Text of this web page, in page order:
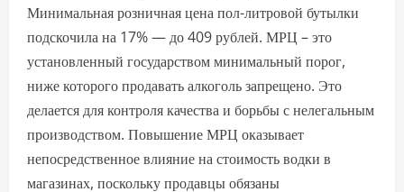
Минимальная розничная цена пол-литровой бутылки
подскочила на 17% — до 409 рублей. МРЦ – это
установленный государством минимальный порог,
ниже которого продавать алкоголь запрещено. Это
делается для контроля качества и борьбы с нелегальным
производством. Повышение МРЦ оказывает
непосредственное влияние на стоимость водки в
магазинах, поскольку продавцы обязаны